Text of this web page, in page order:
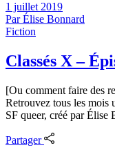
1 juillet 2019
ParÉlise Bonnard
Fiction
Classés X –
[Ou comment faire des
Retrouvez tous les mois
SF queer, créé par Élise
Partager